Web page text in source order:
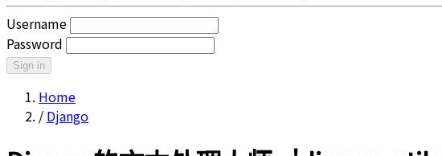
Username
Password
Sign in
Home
/ Django